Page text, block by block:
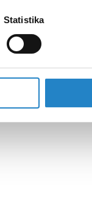
Statistika